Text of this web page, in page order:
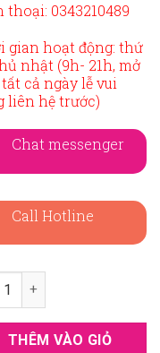
thoại: 0343210489
gian hoạt động: thứ
nhật (9h- 21h, mở
cả ngày lễ vui
liên hệ trước)
Chat messenger
Call Hotline
bưng quả cam hướng
THÊM VÀO GIỎ